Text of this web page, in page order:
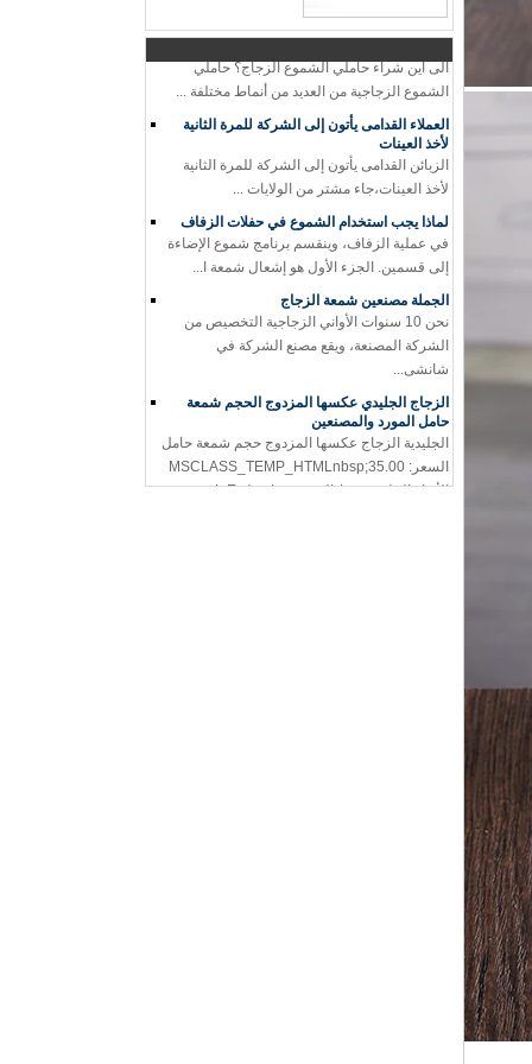
ألى أين شراء حاملي الشموع الزجاج؟ حاملي
العملاء القدامى يأتون إلى الشركة للمرة الثانية
الزبائن القدامى يأتون إلى الشركة للمرة الثانية
لأخذ العينات،جاء مشتر من الولايات ...
لماذا يجب استخدام الشموع في حفلات الزفاف
إلى قسمين. الجزء الأول هو إشعال شمعة ا...
الجملة مصنعين شمعة الزجاج
الشركة المصنعة، ويقع مصنع الشركة في
شانشى...
الزجاج الجليدي عكسها المزدوج الحجم شمعة
الجليدية الزجاج عكسها المزدوج حجم شمعة حامل
السعر: MSCLASS_TEMP_HTMLnbsp;35.00
الأنهار الجليدية نمط العضوية بواسطة L.E. سميث
حوالي 1950s-1970s. لقد شاهدنا هذا النموذج ...